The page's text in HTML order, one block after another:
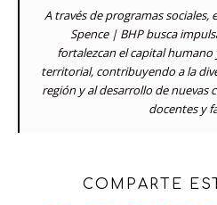
A través de programas sociales,
Spence | BHP busca
fortalezcan el capital
territorial, contribuyendo a la
región y al desarrollo de nuevas
docentes y
COMPARTE